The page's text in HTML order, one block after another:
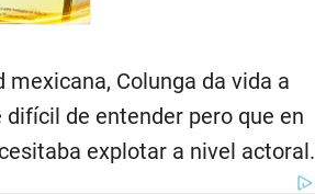
Colunga da vida a
de entender pero que en
explotar a nivel actoral.